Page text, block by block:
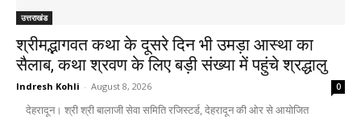
उत्तराखंड
श्रीमद्भागवत कथा के दूसरे दिन भी उमड़ा आस्था का
सैलाब, कथा श्रवण के लिए बड़ी संख्या में पहुंचे श्रद्धालु
Indresh Kohli - August 8, 2026 0
देहरादून। श्री श्री बालाजी सेवा समिति रजिस्टर्ड, देहरादून की ओर से आयोजित